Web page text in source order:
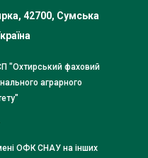
42700, Сумська
"Охтирський фаховий
аграрного
ОФК СНАУ на інших